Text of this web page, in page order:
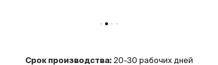
Cрок производства:20-30 рабочих дней